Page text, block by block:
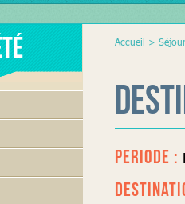
Accueil >
PERIODE :